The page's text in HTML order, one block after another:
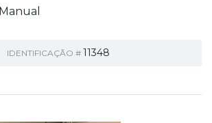
Manual
IDENTIFICAÇÃO # 11348